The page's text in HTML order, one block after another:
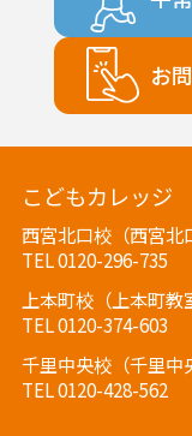
お
こどもカレッジ
西宮北口校（西宮北
TEL 0120-296-735
上本町校（上本町教
TEL 0120-374-603
千里中央校（千里中
TEL 0120-428-562